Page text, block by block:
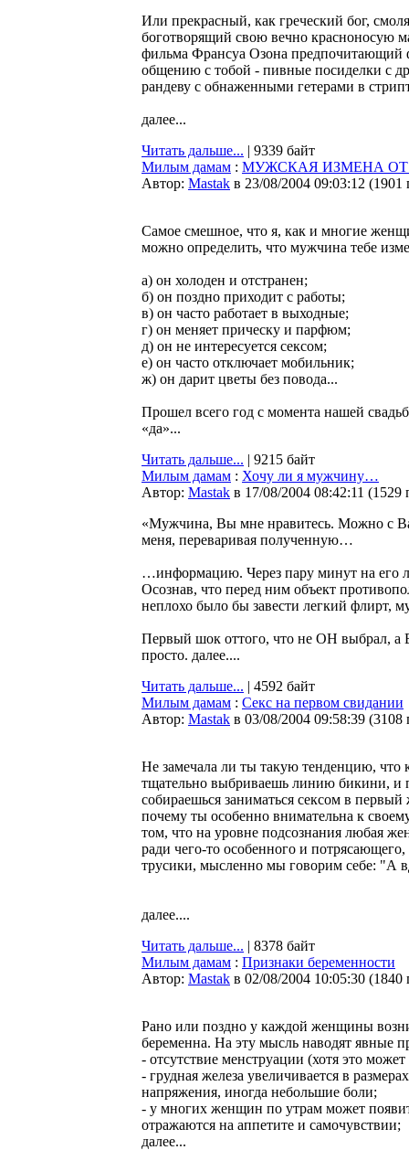
Или прекрасный, как греческий бог,
боготворящий свою вечно красноносую
фильма Франсуа Озона предпочитающий
общению с тобой - пивные посиделки с
рандеву с обнаженными гетерами в
далее...
Читать дальше... | 9339 байт
Милым дамам : МУЖСКАЯ ИЗМЕНА ОТ
Автор: Мastak в 23/08/2004 09:03:12 (1901
Самое смешное, что я, как и многие
можно определить, что мужчина тебе
а) он холоден и отстранен;
б) он поздно приходит с работы;
в) он часто работает в выходные;
г) он меняет прическу и парфюм;
д) он не интересуется сексом;
е) он часто отключает мобильник;
ж) он дарит цветы без повода...
Прошел всего год с момента нашей
«да»...
Читать дальше... | 9215 байт
Милым дамам : Хочу ли я мужчину…
Автор: Мastak в 17/08/2004 08:42:11 (1529
«Мужчина, Вы мне нравитесь. Можно с
меня, переваривая полученную…
…информацию. Через пару минут на его
Осознав, что перед ним объект
неплохо было бы завести легкий флирт,
Первый шок оттого, что не ОН выбрал, а
просто. далее....
Читать дальше... | 4592 байт
Милым дамам : Секс на первом свидании
Автор: Мastak в 03/08/2004 09:58:39 (3108
Не замечала ли ты такую тенденцию, что
тщательно выбриваешь линию бикини, и
собираешься заниматься сексом в
почему ты особенно внимательна к
том, что на уровне подсознания любая
ради чего-то особенного и
трусики, мысленно мы говорим себе: "А
далее....
Читать дальше... | 8378 байт
Милым дамам : Признаки беременности
Автор: Мastak в 02/08/2004 10:05:30 (1840
Рано или поздно у каждой женщины
беременна. На эту мысль наводят явные
- отсутствие менструации (хотя это
- грудная железа увеличивается в
напряжения, иногда небольшие боли;
- у многих женщин по утрам может
отражаются на аппетите и самочувствии;
далее...